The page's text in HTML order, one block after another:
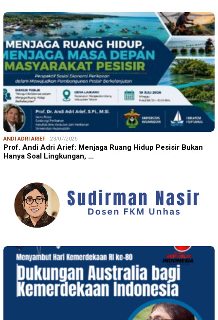
ANDI ADRI ARIEF 23/07/2026
Prof. Andi Adri Arief: Menjaga Ruang Hidup Pesisir Bukan
Hanya Soal Lingkungan, …